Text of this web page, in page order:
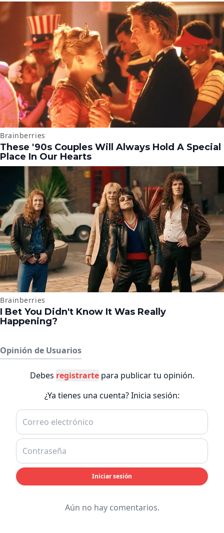
Opinión de Usuarios
Debes registrartepara publicar tu opinión.
¿Ya tienes una cuenta? Inicia sesión:
Iniciar sesión
Aún no hay comentarios.